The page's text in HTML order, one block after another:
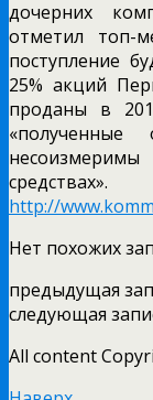
дочерних
отметил топ-
поступление
25% акций
проданы в
http://
Нет похожих
предыдущая
следующая
All content